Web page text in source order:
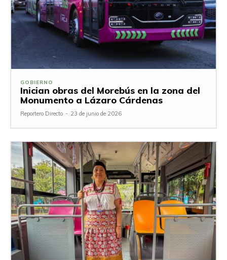
GOBIERNO
Inician obras del Morebús en la zona del
Monumento a Lázaro Cárdenas
Reportero Directo - 23 de junio de 2026